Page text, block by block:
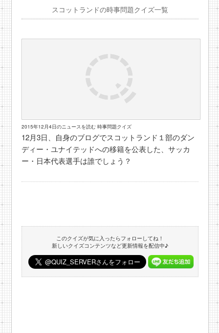
スコットランドの時事問題クイズ一覧
2015年12月4日のニュースを読む 時事問題クイズ
12月3日、自身のブログでスコットランド１部のダン
ディー・ユナイテッドへの移籍を公表した、サッカ
ー・日本代表選手は誰でしょう？
このクイズが気に入ったらフォローしてね！
新しいクイズコンテンツなど更新情報を配信中♪